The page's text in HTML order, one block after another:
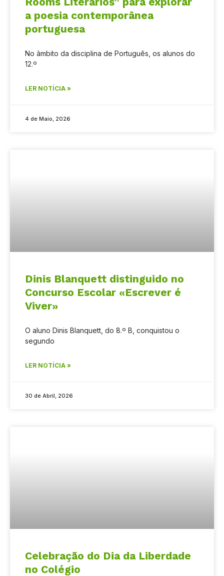
a poesia contemporânea
portuguesa
No âmbito da disciplina de Português, os alunos do
12.º
LER NOTÍCIA »
4 de Maio, 2026
Dinis Blanquett distinguido no
Concurso Escolar «Escrever é
Viver»
O aluno Dinis Blanquett, do 8.º B, conquistou o
segundo
LER NOTÍCIA »
30 de Abril, 2026
Celebração do Dia da Liberdade
no Colégio